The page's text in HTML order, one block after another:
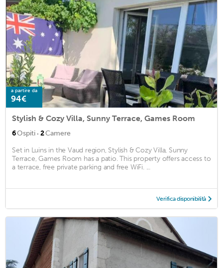
a partire da
94€
Stylish & Cozy Villa, Sunny Terrace, Games Room
6Ospiti · 2Camere
Set in Luins in the Vaud region, Stylish & Cozy Villa, Sunny
Terrace, Games Room has a patio. This property offers access to
a terrace, free private parking and free WiFi. ...
Verifica disponibilità